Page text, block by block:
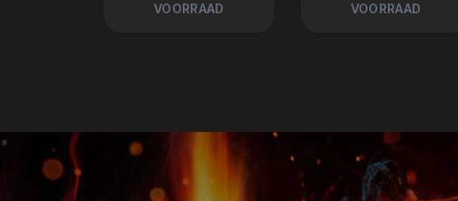
VOORRAAD
VOORRAAD